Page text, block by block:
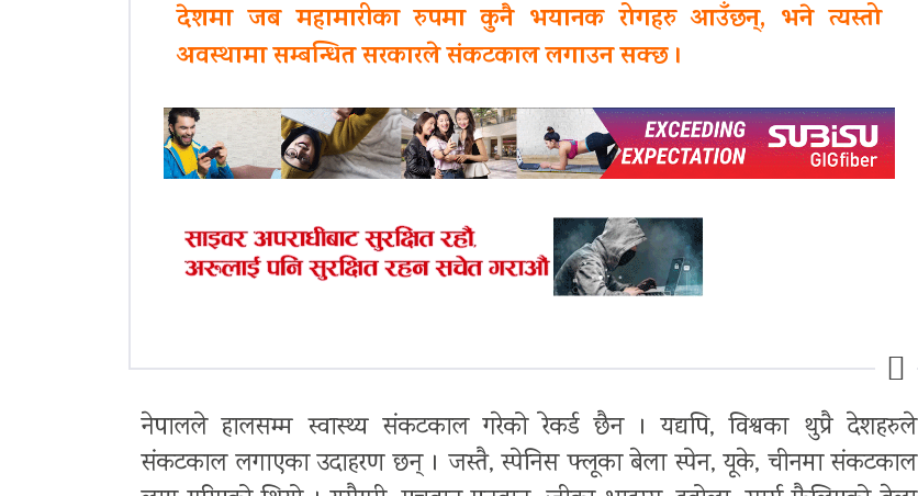
देशमा जब महामारीका रुपमा कुनै भयानक रोगहरु आउँछन्, भने त्यस्तो
अवस्थामा सम्बन्धित सरकारले संकटकाल लगाउन सक्छ ।
नेपालले हालसम्म स्वास्थ्य संकटकाल गरेको रेकर्ड छैन । यद्यपि, विश्वका थुप्रै देशहरुले
संकटकाल लगाएका उदाहरण छन् । जस्तै, स्पेनिस फ्लूका बेला स्पेन, यूके, चीनमा संकटकाल